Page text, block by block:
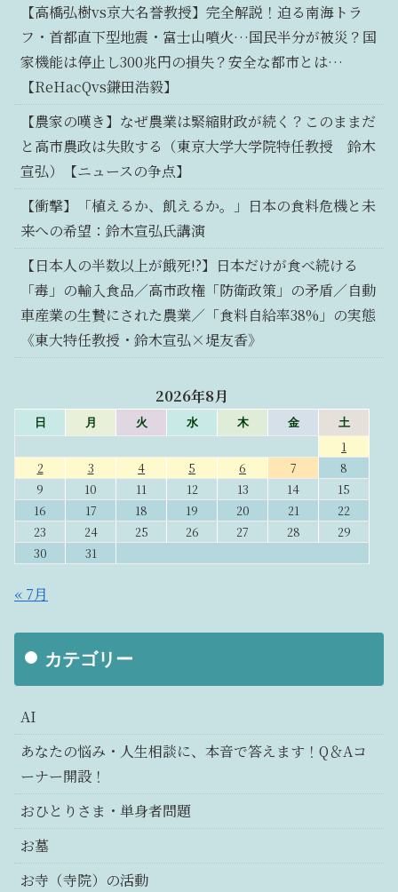
【高橋弘樹vs京大名誉教授】完全解説！迫る南海トラ
フ・首都直下型地震・富士山噴火…国民半分が被災？国
家機能は停止し300兆円の損失？安全な都市とは…
【ReHacQvs鎌田浩毅】
【農家の嘆き】なぜ農業は緊縮財政が続く？このままだ
と高市農政は失敗する（東京大学大学院特任教授 鈴木
宣弘）【ニュースの争点】
【衝撃】「植えるか、飢えるか。」日本の食料危機と未
来への希望：鈴木宣弘氏講演
【日本人の半数以上が餓死!?】日本だけが食べ続ける
「毒」の輸入食品／高市政権「防衛政策」の矛盾／自動
車産業の生贄にされた農業／「食料自給率38%」の実態
《東大特任教授・鈴木宣弘×堤友香》
2026年8月
日 月 火 水 木 金 土
1
2
3 4 5 6 7
8
9
10 11 12 13 14
15
16
17 18 19 20 21
22
23
24 25 26 27 28
29
30
31
« 7月
カテゴリー
AI
あなたの悩み・人生相談に、本音で答えます！Q＆Aコ
ーナー開設！
おひとりさま・単身者問題
お墓
お寺（寺院）の活動